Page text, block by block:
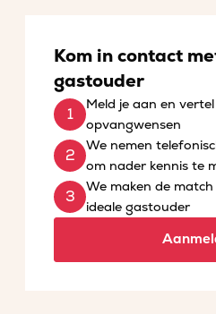
Kom in contact
gastouder
Meld je aan en
opvangwensen
We nemen
om nader kennis te
We maken de
ideale gastouder